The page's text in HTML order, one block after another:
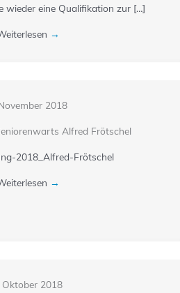
wieder eine Qualifikation zur […]
→
2018
Alfred Frötschel
2018_Alfred-Frötschel
→
Oktober 2018